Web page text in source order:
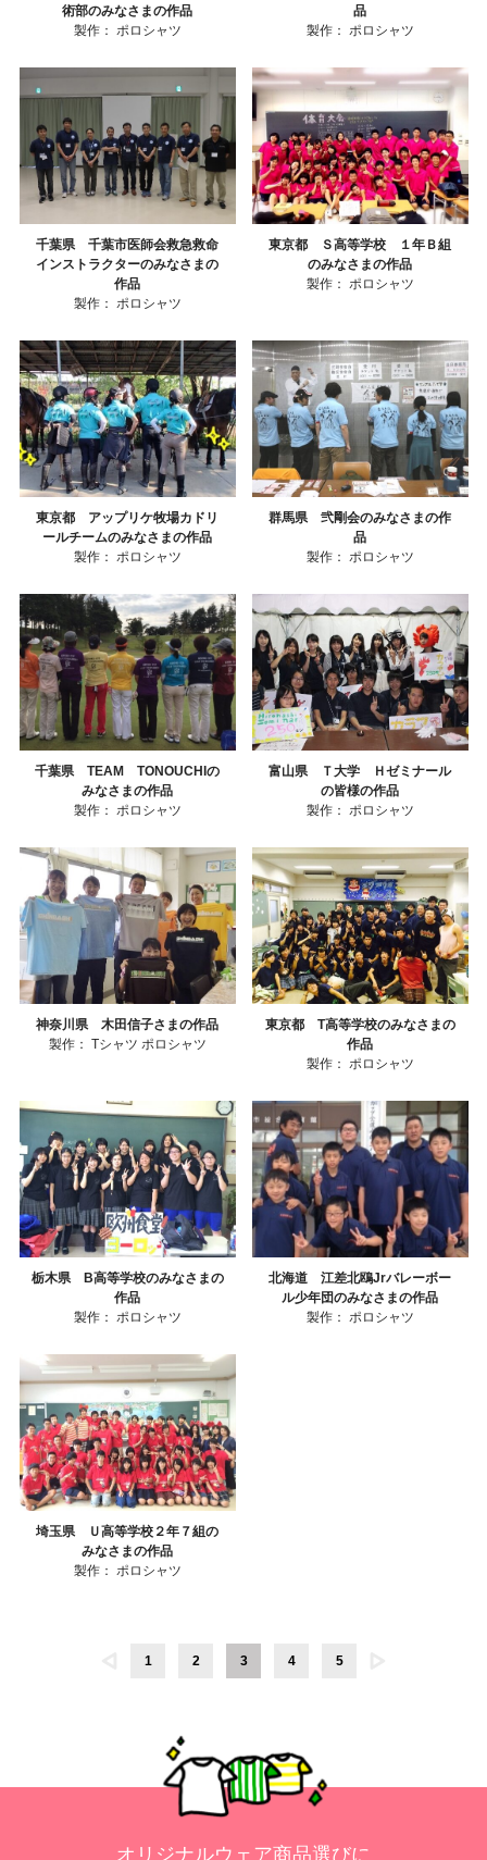
術部のみなさまの作品
製作：
ポロシャツ
品
製作：
ポロシャツ
千葉県 千葉市医師会救急救命
インストラクターのみなさまの
作品
製作：
ポロシャツ
東京都 Ｓ高等学校 １年Ｂ組
のみなさまの作品
製作：
ポロシャツ
東京都 アップリケ牧場カドリ
ールチームのみなさまの作品
製作： ポロシャツ
群馬県 弐剛会のみなさまの作
品
製作： ポロシャツ
千葉県 TEAM TONOUCHIの
みなさまの作品
製作： ポロシャツ
富山県 Ｔ大学 Ｈゼミナール
の皆様の作品
製作： ポロシャツ
神奈川県 木田信子さまの作品
製作： Tシャツ ポロシャツ
東京都 T高等学校のみなさまの
作品
製作： ポロシャツ
栃木県 B高等学校のみなさまの
作品
製作： ポロシャツ
北海道 江差北鴎Jrバレーボー
ル少年団のみなさまの作品
製作： ポロシャツ
埼玉県 Ｕ高等学校２年７組の
みなさまの作品
製作： ポロシャツ
1 2 3 4 5
オリジナルウェア商品選びに